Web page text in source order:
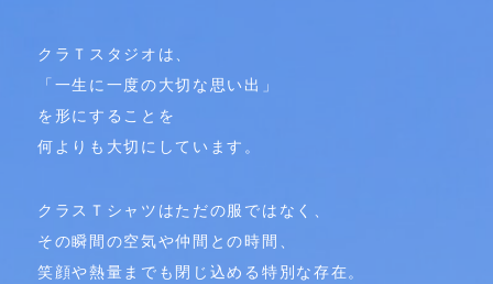
クラＴスタジオは、
「一生に一度の大切な思い出」
を形にすることを
何よりも大切にしています。
クラスＴシャツはただの服ではなく、
その瞬間の空気や仲間との時間、
笑顔や熱量までも閉じ込める特別な存在。